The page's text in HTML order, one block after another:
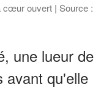
cœur ouvert | Source :
une lueur de
avant qu'elle